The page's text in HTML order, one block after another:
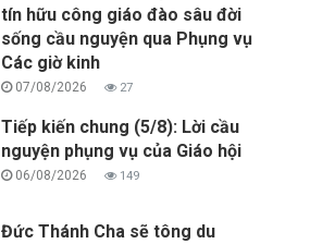
tín hữu công giáo đào sâu đời
sống cầu nguyện qua Phụng vụ
Các giờ kinh
07/08/2026 27
Tiếp kiến chung (5/8): Lời cầu
nguyện phụng vụ của Giáo hội
06/08/2026 149
Đức Thánh Cha sẽ tông du